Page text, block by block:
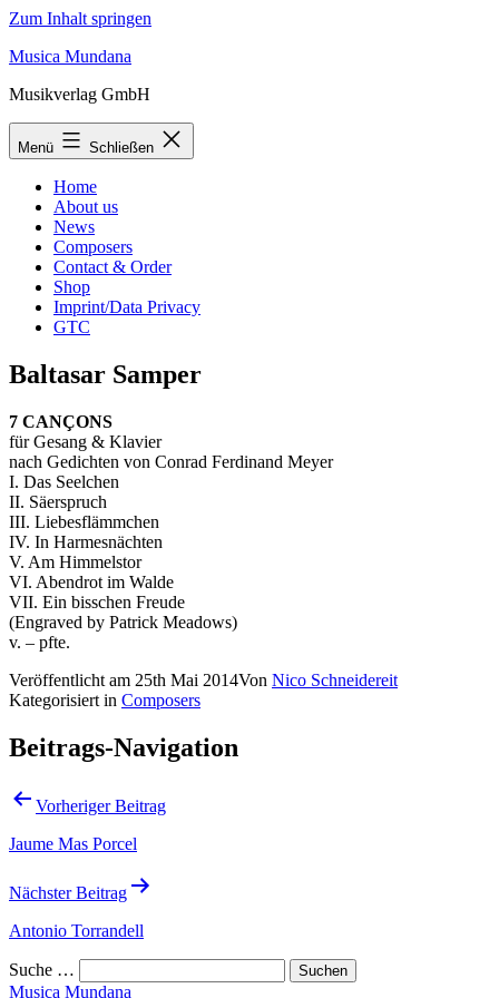
Zum Inhalt springen
Musica Mundana
Musikverlag GmbH
Menü Schließen
Home
About us
News
Composers
Contact & Order
Shop
Imprint/Data Privacy
GTC
Baltasar Samper
7 CANÇONS
für Gesang & Klavier
nach Gedichten von Conrad Ferdinand Meyer
I. Das Seelchen
II. Säerspruch
III. Liebesflämmchen
IV. In Harmesnächten
V. Am Himmelstor
VI. Abendrot im Walde
VII. Ein bisschen Freude
(Engraved by Patrick Meadows)
v. – pfte.
Veröffentlicht am 25th Mai 2014Von Nico Schneidereit
Kategorisiert in Composers
Beitrags-Navigation
Vorheriger Beitrag
Jaume Mas Porcel
Nächster Beitrag
Antonio Torrandell
Suche …
Musica Mundana